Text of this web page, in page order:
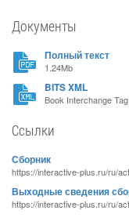
Документы
Полный текст
1.24Mb
BITS XML
Book Interchange
Ссылки
Сборник
https://interactive-plus.ru/ru/
Выходные сведения
https://interactive-plus.ru/ru/